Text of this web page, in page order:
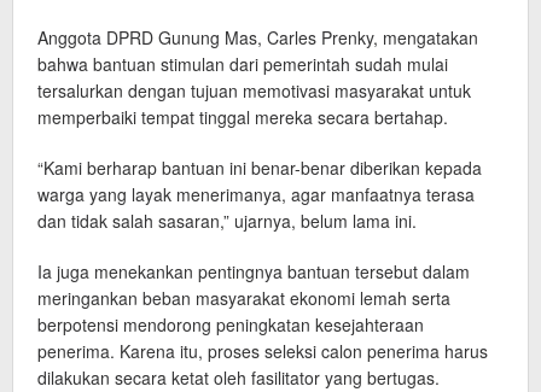
Anggota DPRD Gunung Mas, Carles Prenky, mengatakan
bahwa bantuan stimulan dari pemerintah sudah mulai
tersalurkan dengan tujuan memotivasi masyarakat untuk
memperbaiki tempat tinggal mereka secara bertahap.
“Kami berharap bantuan ini benar-benar diberikan kepada
warga yang layak menerimanya, agar manfaatnya terasa
dan tidak salah sasaran,” ujarnya, belum lama ini.
Ia juga menekankan pentingnya bantuan tersebut dalam
meringankan beban masyarakat ekonomi lemah serta
berpotensi mendorong peningkatan kesejahteraan
penerima. Karena itu, proses seleksi calon penerima harus
dilakukan secara ketat oleh fasilitator yang bertugas.